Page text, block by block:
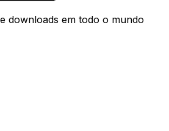
downloads em todo o mundo